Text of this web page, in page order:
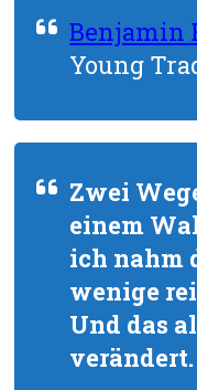
Benjamin
Young
Zwei
einem
ich nahm
wenige
Und das
verändert.